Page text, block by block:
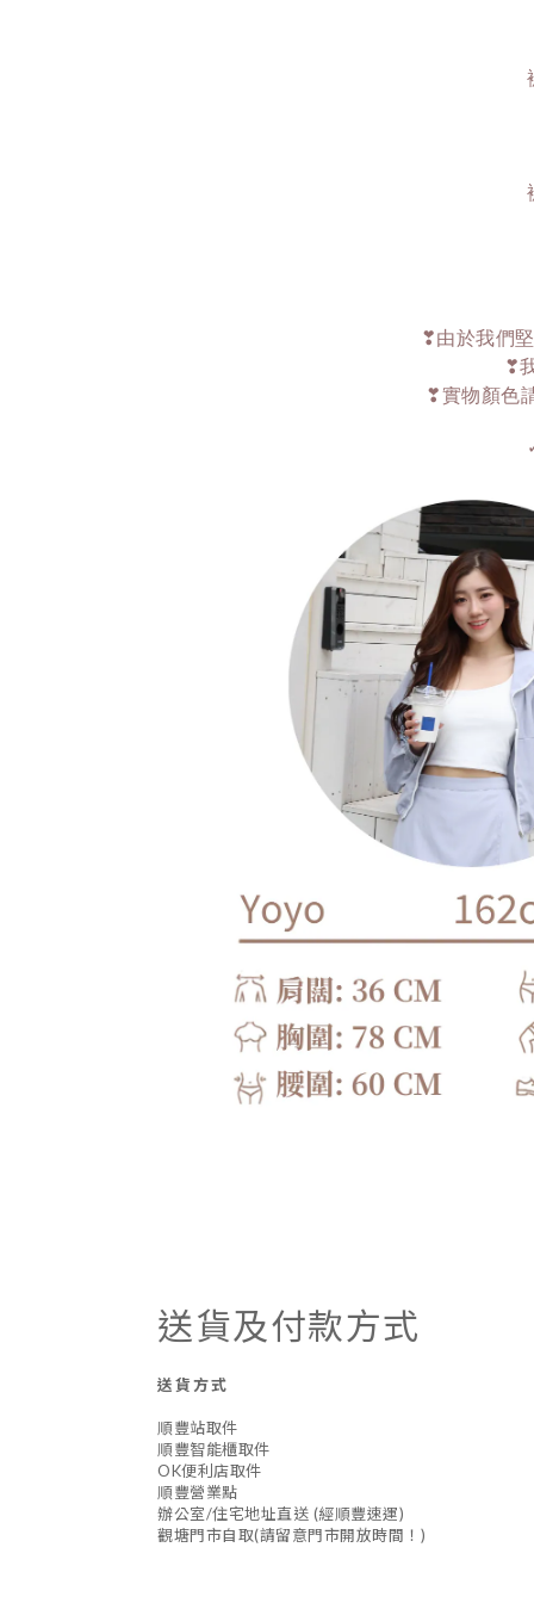
❣由於我們
❣
❣實物顏色
送貨及付款方式
送貨方式
順豐站取件
順豐智能櫃取件
OK便利店取件
順豐營業點
辦公室/住宅地址直送 (經順豐速運)
觀塘門市自取(請留意門市開放時間！)